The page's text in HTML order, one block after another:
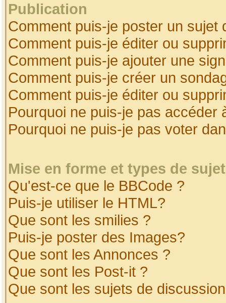
Publication
Comment puis-je poster un sujet
Comment puis-je éditer ou
Comment puis-je ajouter une
Comment puis-je créer un
Comment puis-je éditer ou
Pourquoi ne puis-je pas accéder
Pourquoi ne puis-je pas voter
Mise en forme et types de
Qu'est-ce que le BBCode ?
Puis-je utiliser le HTML?
Que sont les smilies ?
Puis-je poster des Images?
Que sont les Annonces ?
Que sont les Post-it ?
Que sont les sujets de